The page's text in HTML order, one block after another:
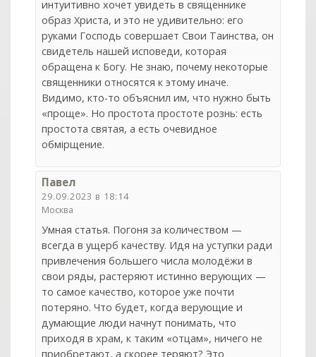
интуитивно хочет увидеть в священнике
образ Христа, и это не удивительно: его
руками Господь совершает Свои Таинства, он
свидетель нашей исповеди, которая
обращена к Богу. Не знаю, почему некоторые
священники относятся к этому иначе.
Видимо, кто-то объяснил им, что нужно быть
«проще». Но простота простоте рознь: есть
простота святая, а есть очевидное
обмiрщение.
Павел
29.09.2023 в 18:14
Москва
Умная статья. Погоня за количеством —
всегда в ущерб качеству. Идя на уступки ради
привлечения большего числа молодёжи в
свои ряды, растеряют истинно верующих —
то самое качество, которое уже почти
потеряно. Что будет, когда верующие и
думающие люди начнут понимать, что
приходя в храм, к таким «отцам», ничего не
приобретают, а скорее теряют? Это